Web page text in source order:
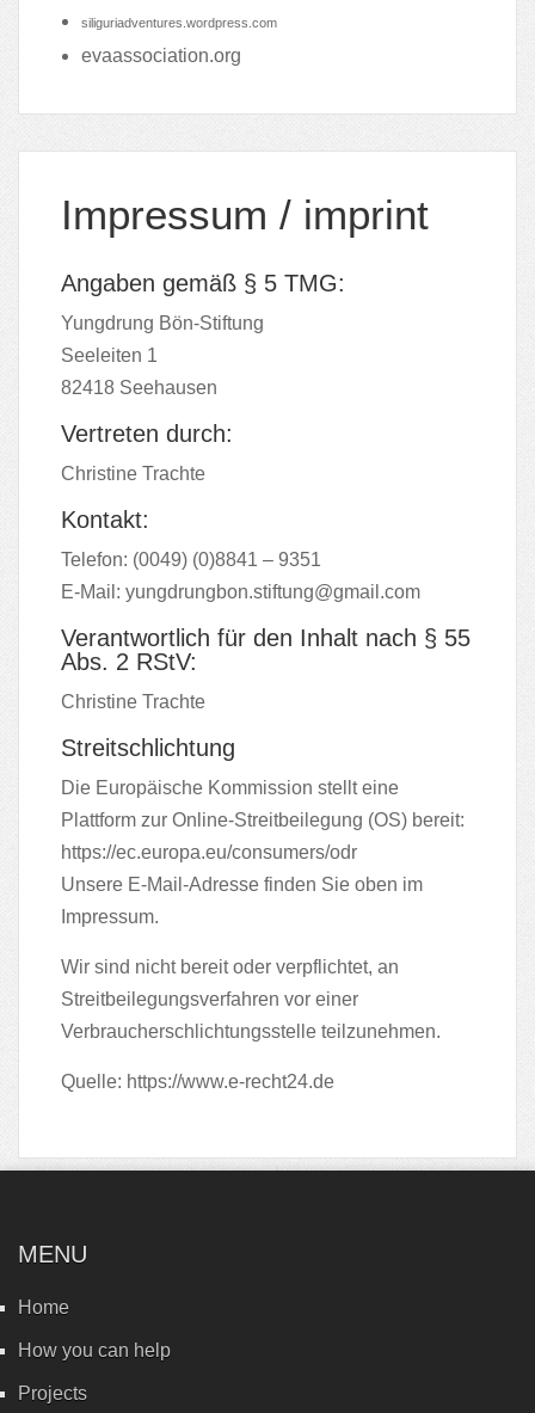
siliguriadventures.wordpress.com
evaassociation.org
Impressum / imprint
Angaben gemäß § 5 TMG:
Yungdrung Bön-Stiftung
Seeleiten 1
82418 Seehausen
Vertreten durch:
Christine Trachte
Kontakt:
Telefon: (0049) (0)8841 – 9351
E-Mail: yungdrungbon.stiftung@gmail.com
Verantwortlich für den Inhalt nach § 55
Abs. 2 RStV:
Christine Trachte
Streitschlichtung
Die Europäische Kommission stellt eine
Plattform zur Online-Streitbeilegung (OS) bereit:
https://ec.europa.eu/consumers/odr
Unsere E-Mail-Adresse finden Sie oben im
Impressum.
Wir sind nicht bereit oder verpflichtet, an
Streitbeilegungsverfahren vor einer
Verbraucherschlichtungsstelle teilzunehmen.
Quelle: https://www.e-recht24.de
MENU
Home
How you can help
Projects